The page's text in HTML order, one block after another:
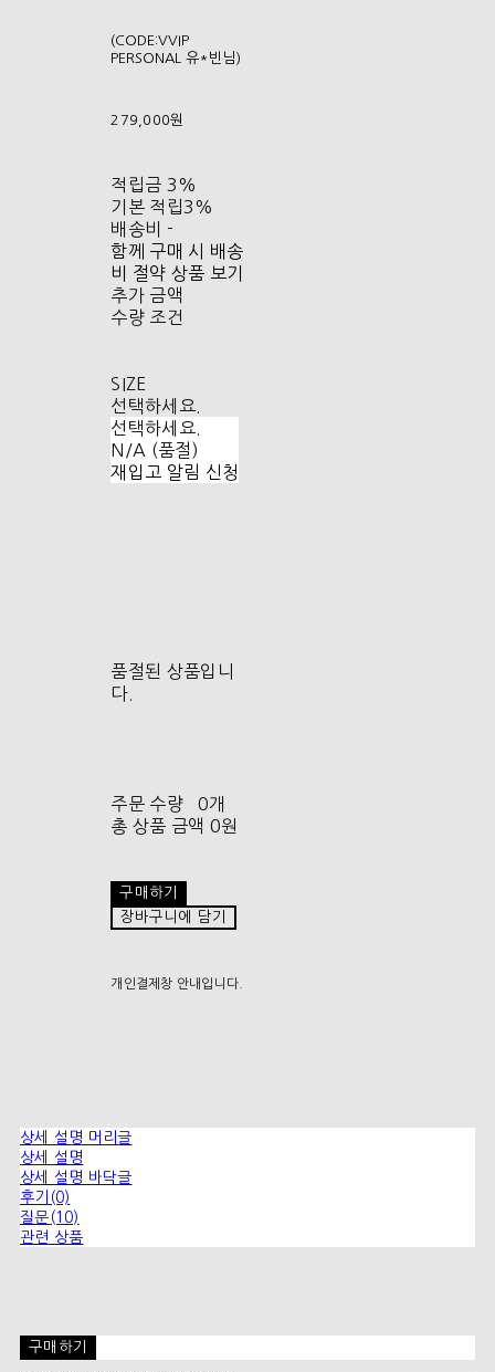
(CODE:VVIP
PERSONAL 유*빈님)
279,000원
적립금 3%
기본 적립3%
배송비 -
함께 구매 시 배송
비 절약 상품 보기
추가 금액
수량 조건
SIZE
선택하세요.
선택하세요.
N/A (품절)
재입고 알림 신청
품절된 상품입니
다.
주문 수량
0개
총 상품 금액 0원
구매하기
장바구니에 담기
개인결제창 안내입니다.
상세 설명 머리글
상세 설명
상세 설명 바닥글
후기(0)
질문(10)
관련 상품
구매하기